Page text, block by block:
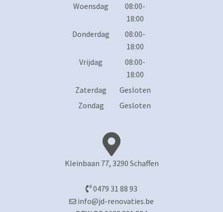
Woensdag
08:00-
18:00
Donderdag
08:00-
18:00
Vrijdag
08:00-
18:00
Zaterdag
Gesloten
Zondag
Gesloten
Kleinbaan 77, 3290 Schaffen
0479 31 88 93
info@jd-renovaties.be